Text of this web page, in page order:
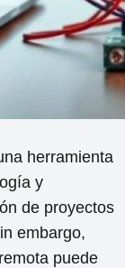
herramienta
y
de proyectos
embargo,
puede